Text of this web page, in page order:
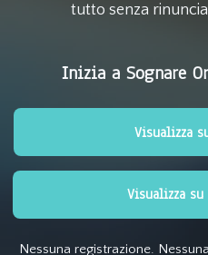
tutto senza
Inizia a Sognare
Visualizza
Visualizza
Nessuna registrazione.